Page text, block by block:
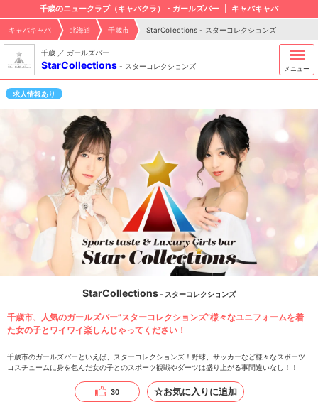
千歳のニュークラブ（キャバクラ）・ガールズバー キャバキャバ
キャバキャバ 北海道 千歳市 StarCollections - スターコレクションズ
千歳 ／ ガールズバー
StarCollections - スターコレクションズ メニュー
求人情報あり
StarCollections- スターコレクションズ
千歳市、人気のガールズバー”スターコレクションズ”様々なユニフォームを着
た女の子とワイワイ楽しんじゃってください！
千歳市のガールズバーといえば、スターコレクションズ！野球、サッカーなど様々なスポーツ
コスチュームに身を包んだ女の子とのスポーツ観戦やダーツは盛り上がる事間違いなし！！
30 ☆お気に入りに追加